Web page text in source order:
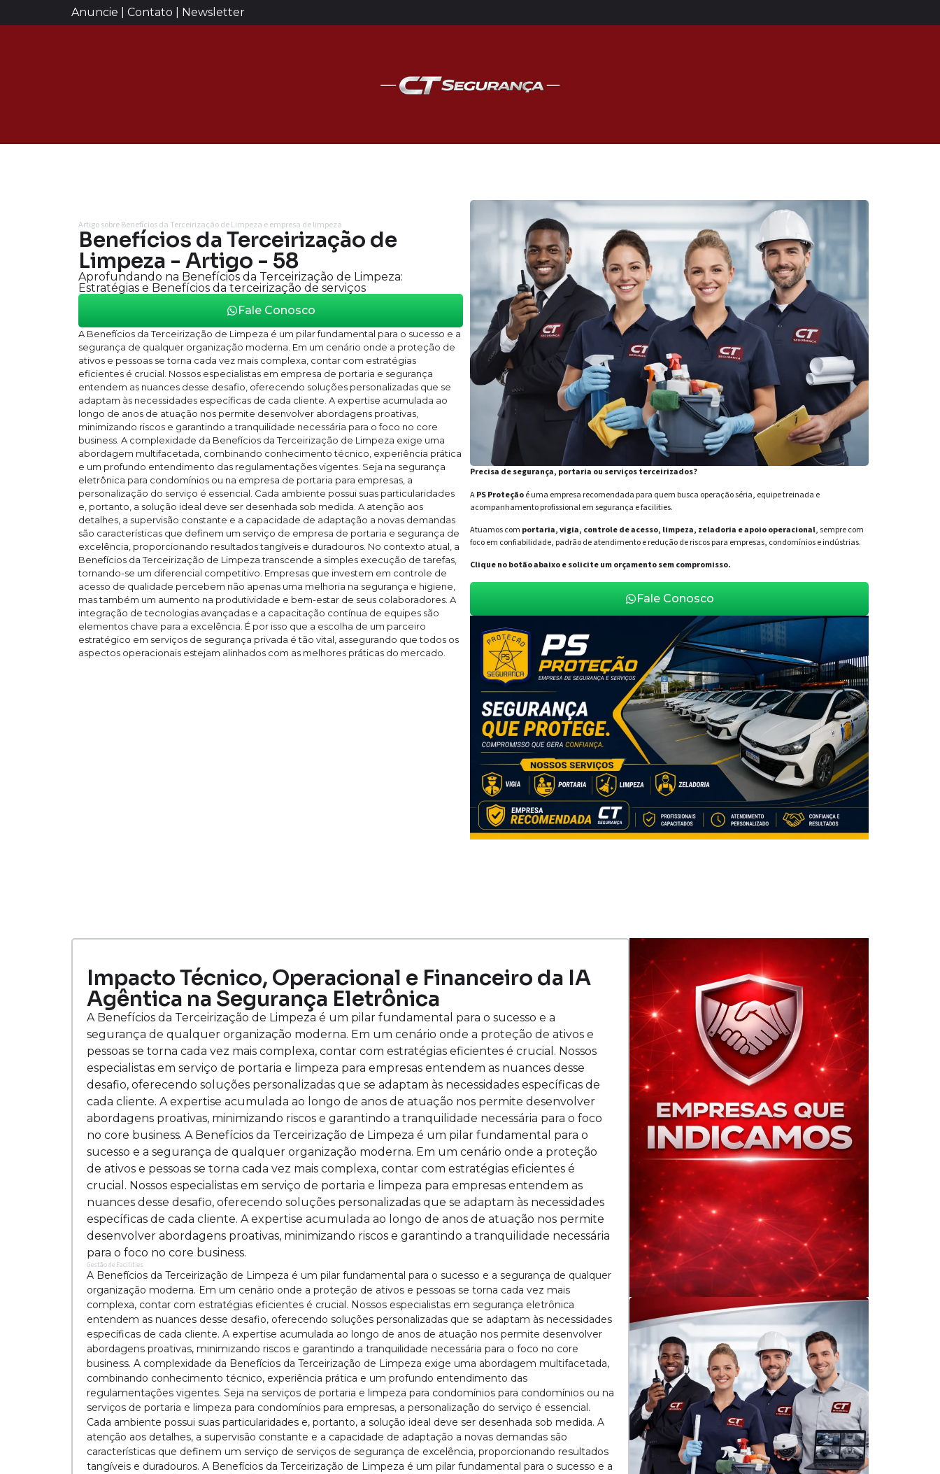
Anuncie | Contato | Newsletter
Artigo sobre Benefícios da Terceirização de Limpeza e empresa de limpeza
Benefícios da Terceirização de
Limpeza - Artigo - 58
Aprofundando na Benefícios da Terceirização de Limpeza:
Estratégias e Benefícios da terceirização de serviços
Fale Conosco
A Benefícios da Terceirização de Limpeza é um pilar fundamental para o sucesso e a
segurança de qualquer organização moderna. Em um cenário onde a proteção de
ativos e pessoas se torna cada vez mais complexa, contar com estratégias
eficientes é crucial. Nossos especialistas em empresa de portaria e segurança
entendem as nuances desse desafio, oferecendo soluções personalizadas que se
adaptam às necessidades específicas de cada cliente. A expertise acumulada ao
longo de anos de atuação nos permite desenvolver abordagens proativas,
minimizando riscos e garantindo a tranquilidade necessária para o foco no core
business. A complexidade da Benefícios da Terceirização de Limpeza exige uma
abordagem multifacetada, combinando conhecimento técnico, experiência prática
e um profundo entendimento das regulamentações vigentes. Seja na segurança
eletrônica para condomínios ou na empresa de portaria para empresas, a
personalização do serviço é essencial. Cada ambiente possui suas particularidades
e, portanto, a solução ideal deve ser desenhada sob medida. A atenção aos
detalhes, a supervisão constante e a capacidade de adaptação a novas demandas
são características que definem um serviço de empresa de portaria e segurança de
excelência, proporcionando resultados tangíveis e duradouros. No contexto atual, a
Benefícios da Terceirização de Limpeza transcende a simples execução de tarefas,
tornando-se um diferencial competitivo. Empresas que investem em controle de
acesso de qualidade percebem não apenas uma melhoria na segurança e higiene,
mas também um aumento na produtividade e bem-estar de seus colaboradores. A
integração de tecnologias avançadas e a capacitação contínua de equipes são
elementos chave para a excelência. É por isso que a escolha de um parceiro
estratégico em serviços de segurança privada é tão vital, assegurando que todos os
aspectos operacionais estejam alinhados com as melhores práticas do mercado.
Precisa de segurança, portaria ou serviços terceirizados?
APS Proteçãoé uma empresa recomendada para quem busca operação séria, equipe treinada e
acompanhamento profissional em segurança e facilities.
Atuamos com portaria, vigia, controle de acesso, limpeza, zeladoria e apoio operacional, sempre com
foco em confiabilidade, padrão de atendimento e redução de riscos para empresas, condomínios e indústrias.
Clique no botão abaixo e solicite um orçamento sem compromisso.
Fale Conosco
Impacto Técnico, Operacional e Financeiro da IA
Agêntica na Segurança Eletrônica
A Benefícios da Terceirização de Limpeza é um pilar fundamental para o sucesso e a
segurança de qualquer organização moderna. Em um cenário onde a proteção de ativos e
pessoas se torna cada vez mais complexa, contar com estratégias eficientes é crucial. Nossos
especialistas em serviço de portaria e limpeza para empresas entendem as nuances desse
desafio, oferecendo soluções personalizadas que se adaptam às necessidades específicas de
cada cliente. A expertise acumulada ao longo de anos de atuação nos permite desenvolver
abordagens proativas, minimizando riscos e garantindo a tranquilidade necessária para o foco
no core business. A Benefícios da Terceirização de Limpeza é um pilar fundamental para o
sucesso e a segurança de qualquer organização moderna. Em um cenário onde a proteção
de ativos e pessoas se torna cada vez mais complexa, contar com estratégias eficientes é
crucial. Nossos especialistas em serviço de portaria e limpeza para empresas entendem as
nuances desse desafio, oferecendo soluções personalizadas que se adaptam às necessidades
específicas de cada cliente. A expertise acumulada ao longo de anos de atuação nos permite
desenvolver abordagens proativas, minimizando riscos e garantindo a tranquilidade necessária
para o foco no core business.
Gestão de Facilities
A Benefícios da Terceirização de Limpeza é um pilar fundamental para o sucesso e a segurança de qualquer
organização moderna. Em um cenário onde a proteção de ativos e pessoas se torna cada vez mais
complexa, contar com estratégias eficientes é crucial. Nossos especialistas em segurança eletrônica
entendem as nuances desse desafio, oferecendo soluções personalizadas que se adaptam às necessidades
específicas de cada cliente. A expertise acumulada ao longo de anos de atuação nos permite desenvolver
abordagens proativas, minimizando riscos e garantindo a tranquilidade necessária para o foco no core
business. A complexidade da Benefícios da Terceirização de Limpeza exige uma abordagem multifacetada,
combinando conhecimento técnico, experiência prática e um profundo entendimento das
regulamentações vigentes. Seja na serviços de portaria e limpeza para condomínios para condomínios ou na
serviços de portaria e limpeza para condomínios para empresas, a personalização do serviço é essencial.
Cada ambiente possui suas particularidades e, portanto, a solução ideal deve ser desenhada sob medida. A
atenção aos detalhes, a supervisão constante e a capacidade de adaptação a novas demandas são
características que definem um serviço de serviços de segurança de excelência, proporcionando resultados
tangíveis e duradouros. A Benefícios da Terceirização de Limpeza é um pilar fundamental para o sucesso e a